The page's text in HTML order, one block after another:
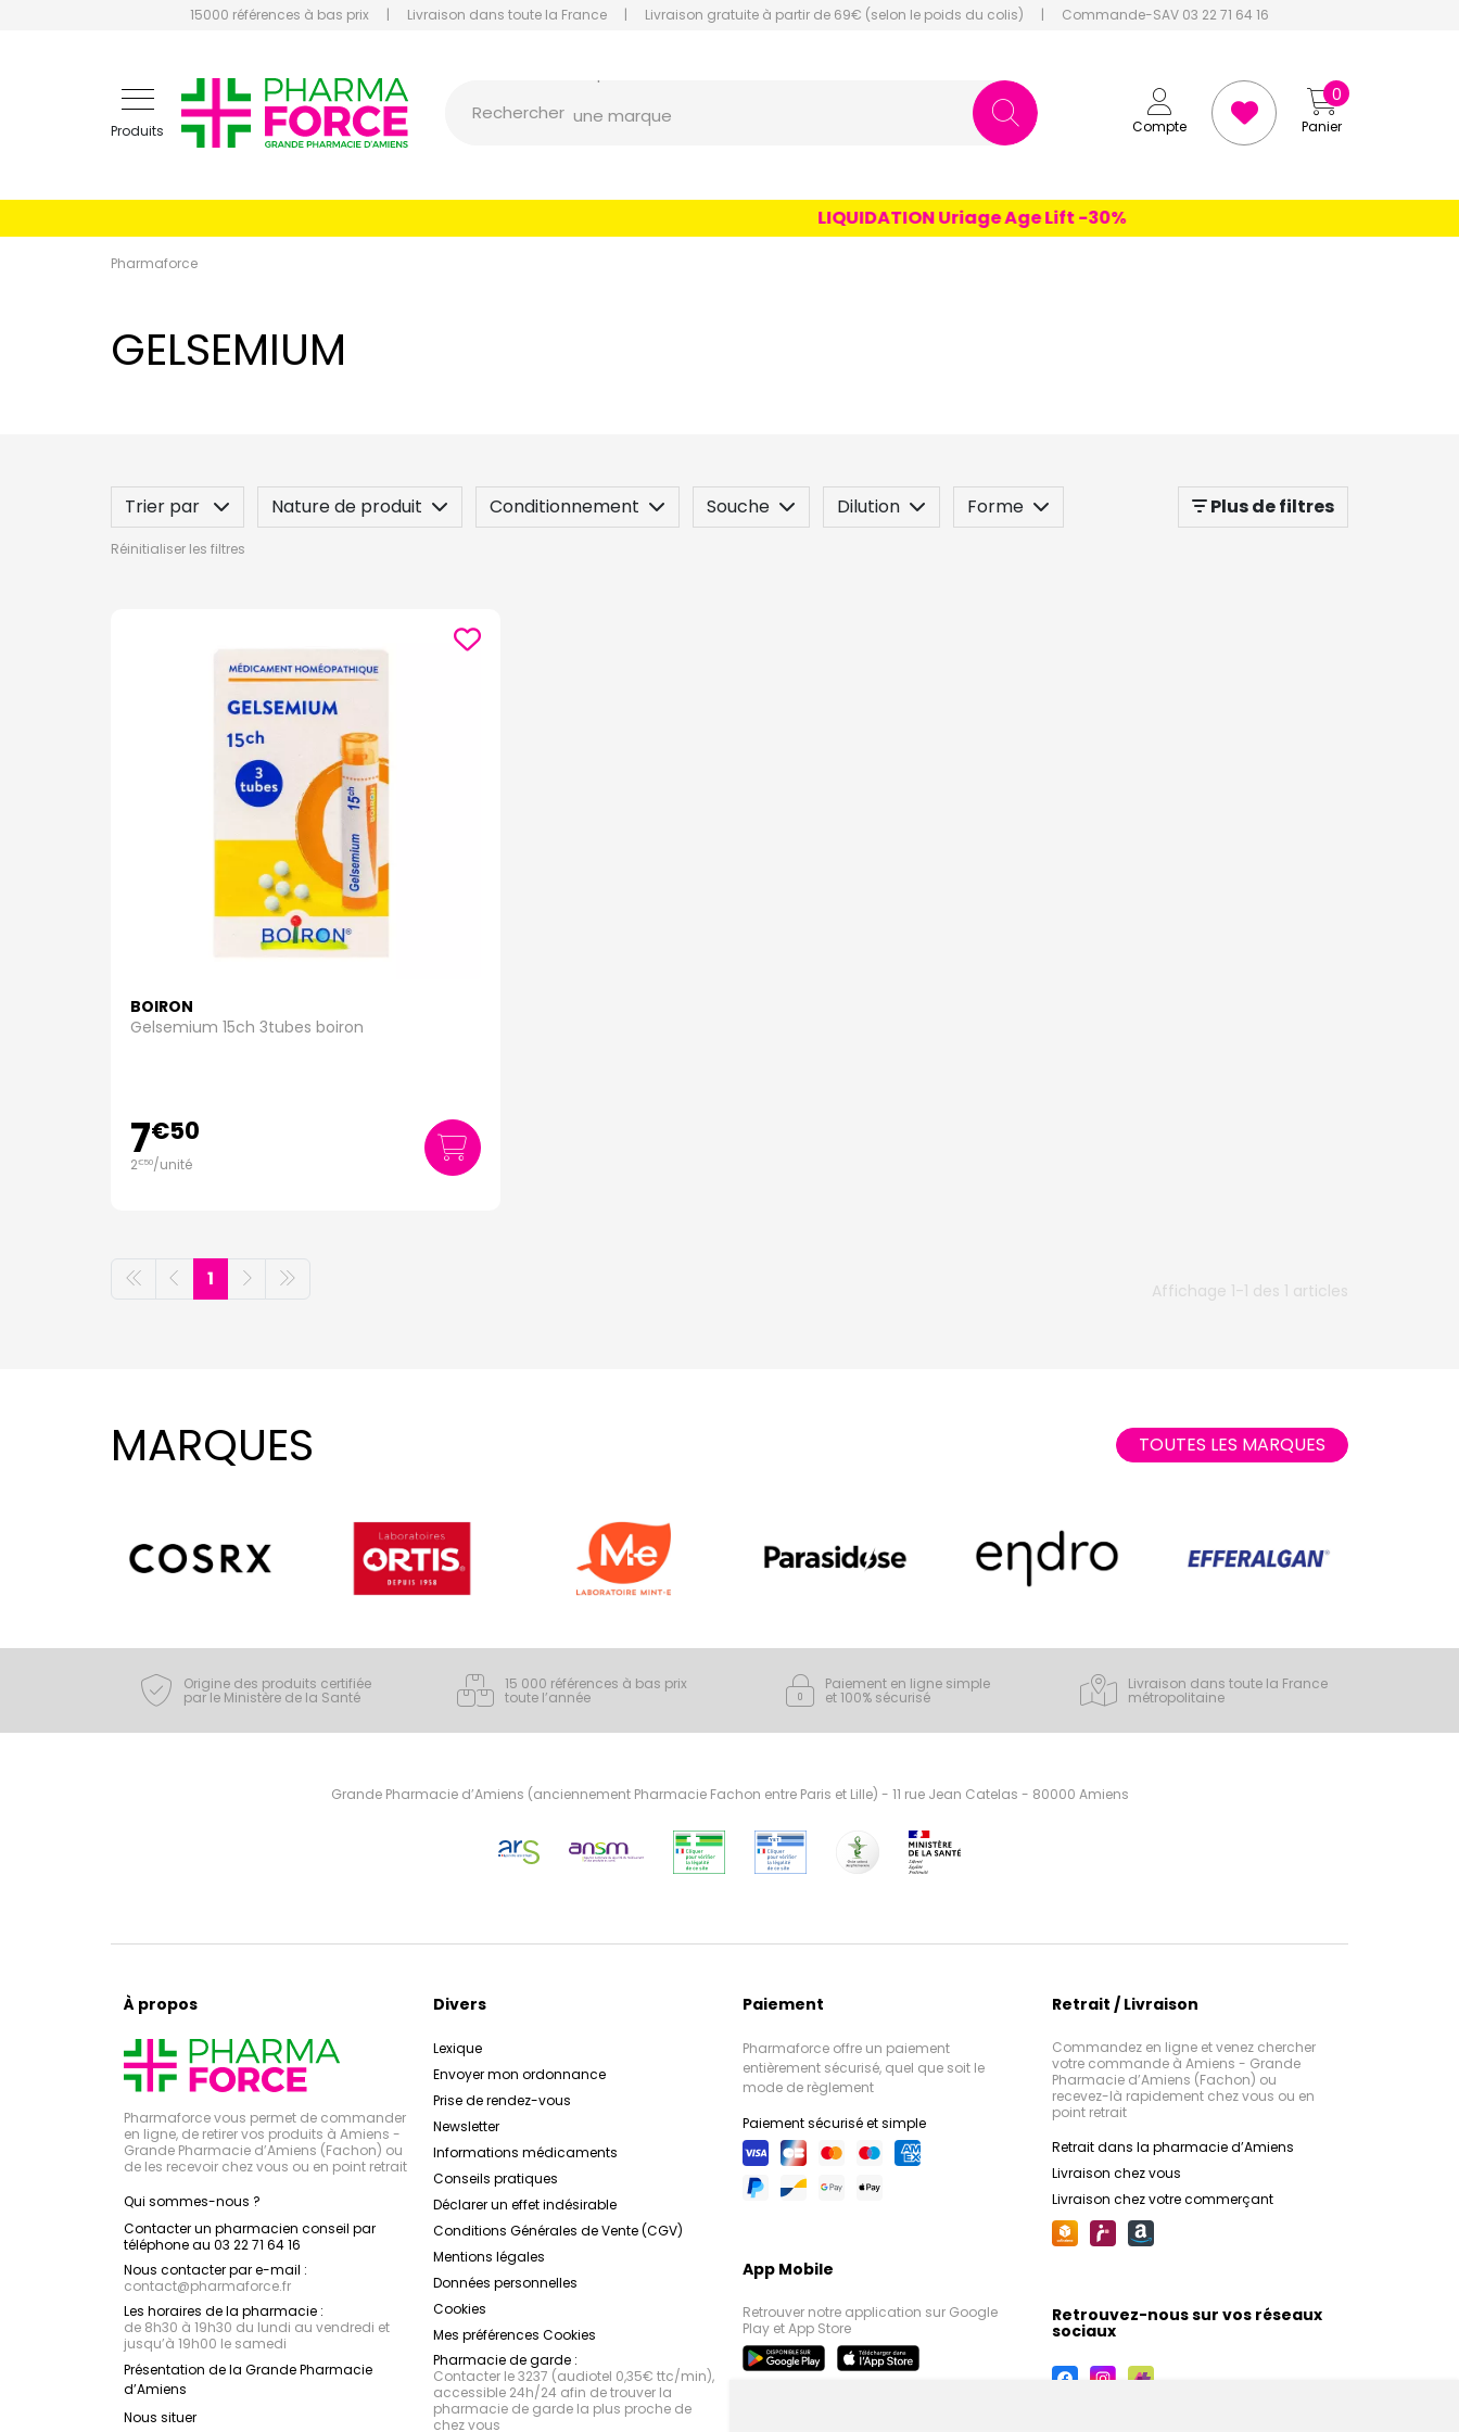
15000 références à bas prix | Livraison dans toute la France | Livraison gratuite à partir de 69€ (selon le poids du colis) | Commande-SAV 03 22 71 64 16
Produits
Pharmaforce Grande Pharmacie Amiens Fachon
Compte Panier
0
Rechercher une marque
un produit
une marque
LIQUIDATION Uriage Age Lift -30%
Pharmaforce
GELSEMIUM
Trier par Nature de produit Conditionnement Souche Dilution
Forme
Posez une question
Plus de filtres
Réinitialiser les filtres
BOIRON
Gelsemium 15ch 3tubes boiron
7€50
2€50/unité
Affichage 1-1 des 1 articles
1
MARQUES TOUTES LES MARQUES
Origine des produits certifiée
par le Ministère de la Santé
15 000 références à bas prix
toute l’année
Paiement en ligne simple
et 100% sécurisé
Livraison dans toute la France
métropolitaine
Grande Pharmacie d’Amiens (anciennement Pharmacie Fachon entre Paris et Lille) - 11 rue Jean Catelas - 80000 Amiens
À propos
Pharmaforce vous permet de commander
en ligne, de retirer vos produits à Amiens -
Grande Pharmacie d’Amiens (Fachon) ou
de les recevoir chez vous ou en point retrait
Qui sommes-nous ?
Contacter un pharmacien conseil par
téléphone au 03 22 71 64 16
Nous contacter par e-mail :
contact@pharmaforce.fr
Les horaires de la pharmacie :
de 8h30 à 19h30 du lundi au vendredi et
jusqu’à 19h00 le samedi
Présentation de la Grande Pharmacie
d’Amiens
Nous situer
Divers
Lexique
Envoyer mon ordonnance
Prise de rendez-vous
Newsletter
Informations médicaments
Conseils pratiques
Déclarer un effet indésirable
Conditions Générales de Vente (CGV)
Mentions légales
Données personnelles
Cookies
Mes préférences Cookies
Pharmacie de garde :
Contacter le 3237 (audiotel 0,35€ ttc/min),
accessible 24h/24 afin de trouver la
pharmacie de garde la plus proche de
chez vous
Paiement
Pharmaforce offre un paiement
entièrement sécurisé, quel que soit le
mode de règlement
Paiement sécurisé et simple
App Mobile
Retrouver notre application sur Google
Play et App Store
Retrait / Livraison
Commandez en ligne et venez chercher
votre commande à Amiens - Grande
Pharmacie d’Amiens (Fachon) ou
recevez-là rapidement chez vous ou en
point retrait
Retrait dans la pharmacie d’Amiens
Livraison chez vous
Livraison chez votre commerçant
Retrouvez-nous sur vos réseaux
sociaux